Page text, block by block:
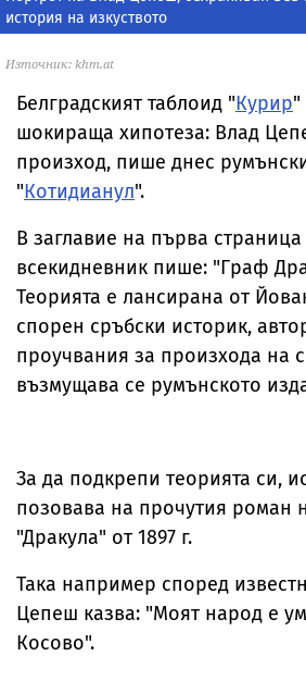
история на изкуството
Източник: khm.at
Белградският таблоид "Курир"
шокираща хипотеза: Влад
произход, пише днес
"Котидианул".
В заглавие на първа страница
всекидневник пише: "Граф
Теорията е лансирана от
спорен сръбски историк,
проучвания за произхода на
възмущава се румънското
За да подкрепи теорията си,
позовава на прочутия роман
"Дракула" от 1897 г.
Така например според
Цепеш казва: "Моят народ е
Косово".